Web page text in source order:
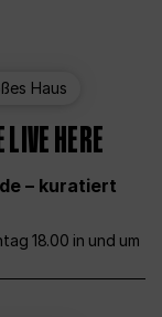
Haus
HERE
– kuratiert
18.00 in und um